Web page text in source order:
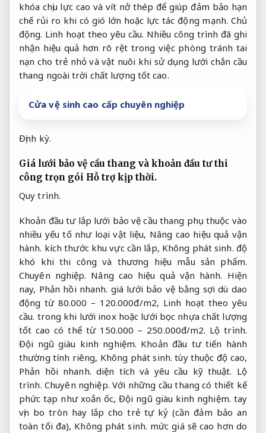
khóa chịu lực cao và vít nở thép để giúp đảm bảo hạn
chế rủi ro khi có gió lớn hoặc lực tác động mạnh. Chủ
động. Linh hoạt theo yêu cầu. Nhiều công trình đã ghi
nhận hiệu quả hơn rõ rệt trong việc phòng tránh tai
nạn cho trẻ nhỏ và vật nuôi khi sử dụng lưới chắn cầu
thang ngoài trời chất lượng tốt cao.
Cửa vệ sinh cao cấp chuyên nghiệp
Định kỳ.
Giá lưới bảo vệ cầu thang và khoản đầu tư thi
công trọn gói Hỗ trợ kịp thời.
Quy trình.
Khoản đầu tư lắp lưới bảo vệ cầu thang phụ thuộc vào
nhiều yếu tố như loại vật liệu, Nâng cao hiệu quả vận
hành. kích thước khu vực cần lắp, Không phát sinh. độ
khó khi thi công và thương hiệu mẫu sản phẩm.
Chuyên nghiệp. Nâng cao hiệu quả vận hành. Hiện
nay, Phản hồi nhanh. giá lưới bảo vệ bằng sợi dù dao
động từ 80.000 – 120.000đ/m2, Linh hoạt theo yêu
cầu. trong khi lưới inox hoặc lưới bọc nhựa chất lượng
tốt cao có thể từ 150.000 – 250.000đ/m2. Lộ trình.
Đội ngũ giàu kinh nghiệm. Khoản đầu tư tiến hành
thường tính riêng, Không phát sinh. tùy thuộc độ cao,
Phản hồi nhanh. diện tích và yêu cầu kỹ thuật. Lộ
trình. Chuyên nghiệp. Với những cầu thang có thiết kế
phức tạp như xoắn ốc,Đội ngũ giàu kinh nghiệm. tay
vịn bo tròn hay lắp cho trẻ tự kỷ (cần đảm bảo an
toàn tối đa), Không phát sinh. mức giá sẽ cao hơn do